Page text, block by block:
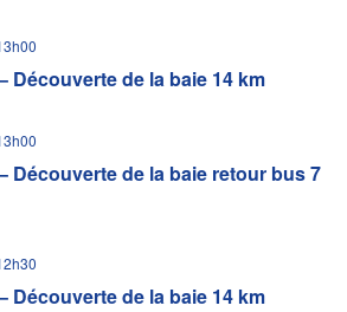
Découverte de la baie 14 km
Découverte de la baie retour bus 7
Découverte de la baie 14 km